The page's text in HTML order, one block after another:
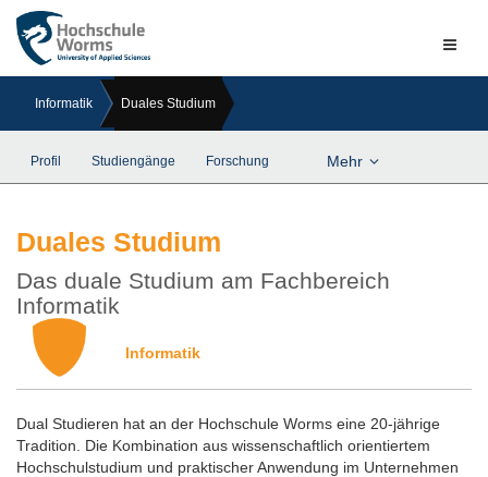
Informatik Duales Studium
Profil Studiengänge Forschung Mehr
Duales Studium
Das duale Studium am Fachbereich
Informatik
Informatik
Dual Studieren hat an der Hochschule Worms eine 20-jährige
Tradition. Die Kombination aus wissenschaftlich orientiertem
Hochschulstudium und praktischer Anwendung im Unternehmen